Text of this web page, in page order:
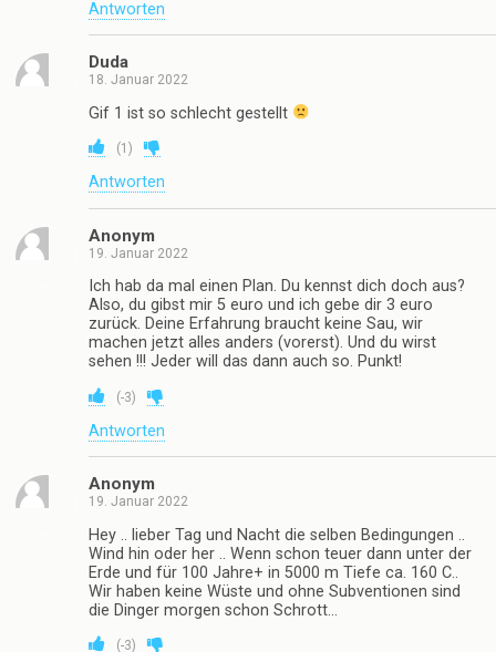
Antworten
Duda
18. Januar 2022
Gif 1 ist so schlecht gestellt
(1 )
Antworten
Anonym
19. Januar 2022
Ich hab da mal einen Plan. Du kennst dich doch aus?
Also, du gibst mir 5 euro und ich gebe dir 3 euro
zurück. Deine Erfahrung braucht keine Sau, wir
machen jetzt alles anders (vorerst). Und du wirst
sehen !!! Jeder will das dann auch so. Punkt!
(-3)
Antworten
Anonym
19. Januar 2022
Hey .. lieber Tag und Nacht die selben Bedingungen ..
Wind hin oder her .. Wenn schon teuer dann unter der
Erde und für 100 Jahre+ in 5000 m Tiefe ca. 160 C..
Wir haben keine Wüste und ohne Subventionen sind
die Dinger morgen schon Schrott…
(-3)